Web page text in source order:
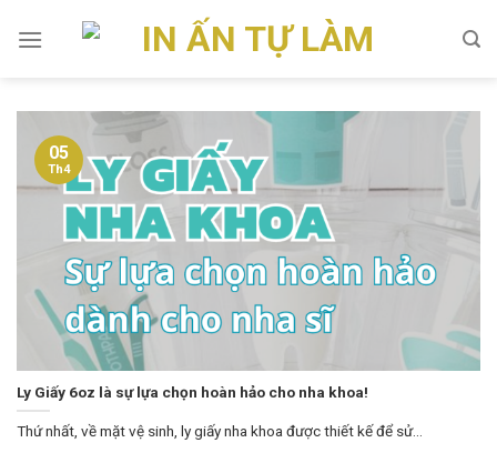
Ly Giấy 6oz là sự lựa chọn hoàn hảo cho nha khoa!
Thứ nhất, về mặt vệ sinh, ly giấy nha khoa được thiết kế để sử...
05
Th4